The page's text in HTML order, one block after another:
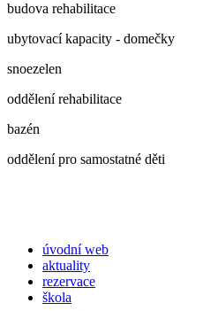
budova rehabilitace
ubytovací kapacity - domečky
snoezelen
oddělení rehabilitace
bazén
oddělení pro samostatné děti
úvodní web
aktuality
rezervace
škola